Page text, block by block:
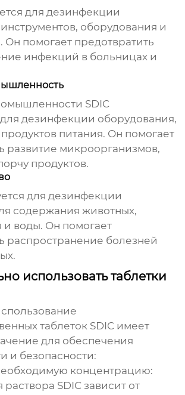
для дезинфекции
оборудования и
Он помогает предотвратить
инфекций в больницах и
SDIC
для дезинфекции оборудования,
питания. Он помогает
развитие микроорганизмов,
продуктов.
для дезинфекции
содержания животных,
и воды. Он помогает
распространение болезней
использовать таблетки
таблеток SDIC имеет
для обеспечения
и безопасности:
концентрацию:
SDIC зависит от